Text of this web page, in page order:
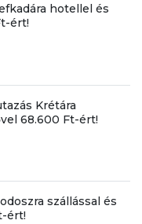
hotellel és
ért!
Krétára
68.600 Ft-ért!
szállással és
ért!